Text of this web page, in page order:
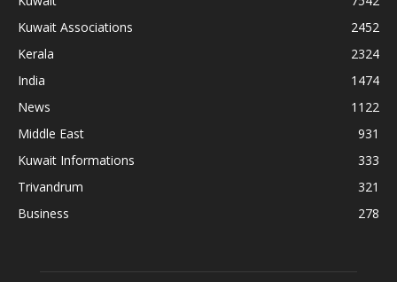
Kuwait Associations
2452
Kerala
2324
India
1474
News
1122
Middle East
931
Kuwait Informations
333
Trivandrum
321
Business
278